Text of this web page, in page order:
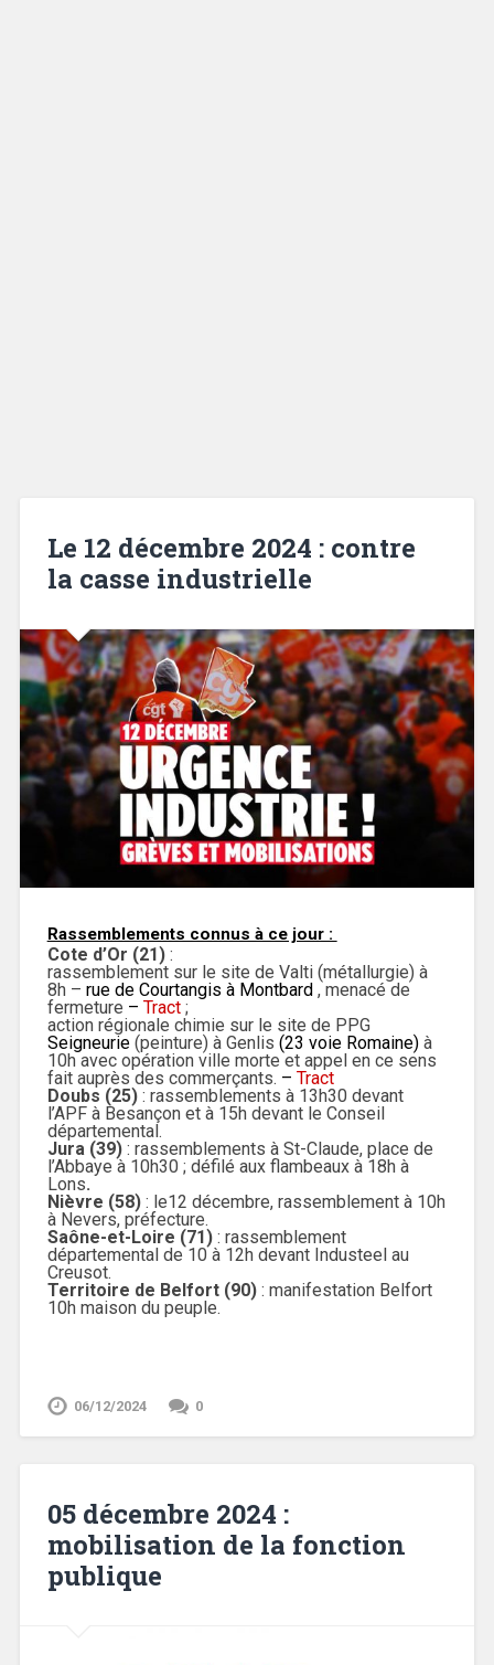
Le 12 décembre 2024 : contre
la casse industrielle
Rassemblements connus à ce jour :
Cote d’Or (21):
rassemblement sur le site de Valti (métallurgie) à
8h – rue de Courtangis à Montbard , menacé de
fermeture – Tract;
action régionale chimie sur le site de PPG
Seigneurie (peinture) à Genlis (23 voie Romaine) à
10h avec opération ville morte et appel en ce sens
fait auprès des commerçants. – Tract
Doubs (25): rassemblements à 13h30 devant
l’APF à Besançon et à 15h devant le Conseil
départemental.
Jura (39): rassemblements à St-Claude, place de
l’Abbaye à 10h30 ; défilé aux flambeaux à 18h à
Lons.
Nièvre (58): le12 décembre, rassemblement à 10h
à Nevers, préfecture.
Saône-et-Loire (71): rassemblement
départemental de 10 à 12h devant Industeel au
Creusot.
Territoire de Belfort (90): manifestation Belfort
10h maison du peuple.
06/12/2024 0
05 décembre 2024 :
mobilisation de la fonction
publique